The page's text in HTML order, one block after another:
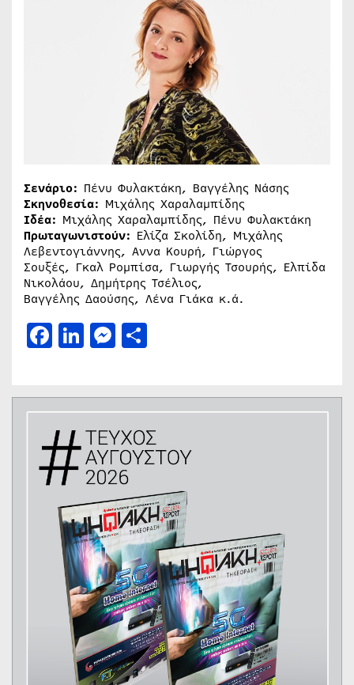
Σενάριο: Πένυ Φυλακτάκη, Βαγγέλης Νάσης
Σκηνοθεσία: Μιχάλης Χαραλαμπίδης
Ιδέα: Μιχάλης Χαραλαμπίδης, Πένυ Φυλακτάκη
Πρωταγωνιστούν: Ελίζα Σκολίδη, Μιχάλης
Λεβεντογιάννης, Αννα Κουρή, Γιώργος
Σουξές, Γκαλ Ρομπίσα, Γιωργής Τσουρής, Ελπίδα
Νικολάου, Δημήτρης Τσέλιος,
Βαγγέλης Δαούσης, Λένα Γιάκα κ.ά.
Facebook
LinkedIn
Messenger